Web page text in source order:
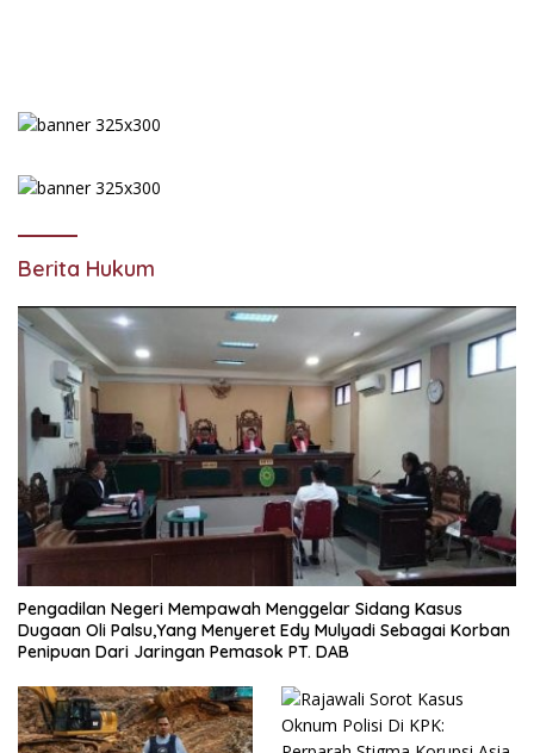
Berita Hukum
Pengadilan Negeri Mempawah Menggelar Sidang Kasus
Dugaan Oli Palsu,Yang Menyeret Edy Mulyadi Sebagai Korban
Penipuan Dari Jaringan Pemasok PT. DAB